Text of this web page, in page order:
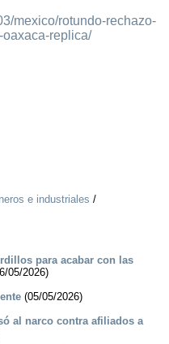
mexico/rotundo-rechazo-
replica/
e industriales /
para acabar con las
05/2026)
(05/05/2026)
al narco contra afiliados a